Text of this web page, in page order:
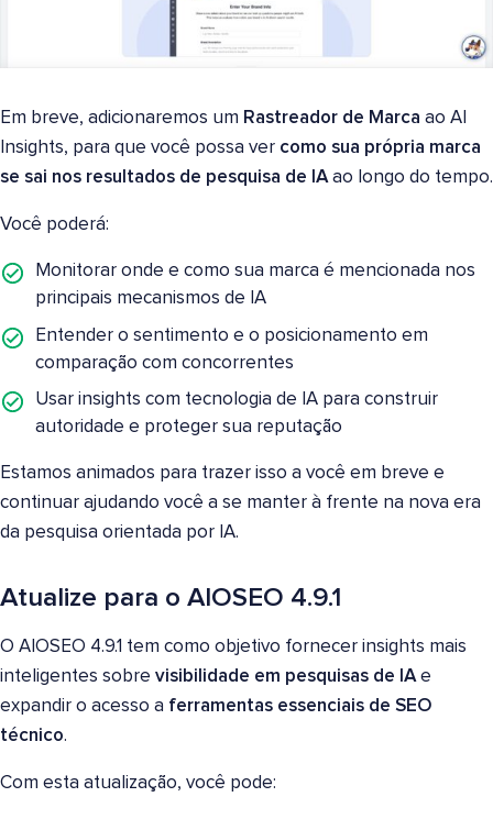
Em breve, adicionaremos um Rastreador de Marca ao AI
Insights, para que você possa ver como sua própria marca
se sai nos resultados de pesquisa de IAao longo do tempo.
Você poderá:
Monitorar onde e como sua marca é mencionada nos
principais mecanismos de IA
Entender o sentimento e o posicionamento em
comparação com concorrentes
Usar insights com tecnologia de IA para construir
autoridade e proteger sua reputação
Estamos animados para trazer isso a você em breve e
continuar ajudando você a se manter à frente na nova era
da pesquisa orientada por IA.
Atualize para o AIOSEO 4.9.1
O AIOSEO 4.9.1 tem como objetivo fornecer insights mais
inteligentes sobre visibilidade em pesquisas de IAe
expandir o acesso a ferramentas essenciais de SEO
técnico.
Com esta atualização, você pode: